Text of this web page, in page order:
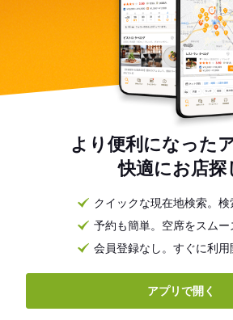
より便利になった
快適にお店探
クイックな現在地検索。検
予約も簡単。空席をスムー
会員登録なし。すぐに利用
アプリで開く